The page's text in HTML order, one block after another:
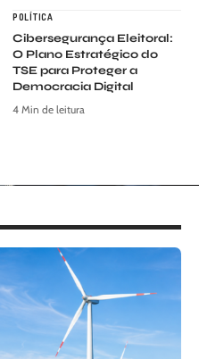
POLÍTICA
Cibersegurança Eleitoral:
O Plano Estratégico do
TSE para Proteger a
Democracia Digital
4 Min de leitura